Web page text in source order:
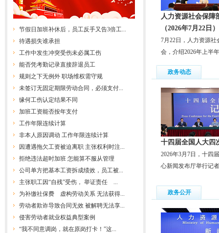
节假日加班补休后，员工反手又告3倍工...
待遇损失谁承担
工作中发生冲突受伤未必属工伤
能否凭考勤记录直接辞退员工
规则之下无例外 职场维权需守规
未签订无固定期限劳动合同，必须支付...
缘何工伤认定结果不同
加班工资能否按年支付
工作年限连续计算
非本人原因调动 工作年限连续计算
因遭遇拖欠工资被迫离职 主张权利时注...
拒绝违法超时加班 怎能算不服从管理
公司单方把基本工资拆成绩效，员工被...
主张职工因“自残”受伤， 举证责任 ...
为补缴社保费 虚构劳动关系 无法获得...
劳动者欺诈导致合同无效 被解聘无法享...
侵害劳动者就业权益典型案例
“我不同意调岗，就在原岗打卡！”这...
人力资源社会保障
（2026年7月22日）
7月22日，人力资源
会，介绍2026年上半
政务动态
十四届全国人大四
2026年3月7日，十四
心新闻发布厅举行记
政务公开